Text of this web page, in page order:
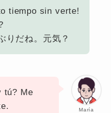
tiempo sin verte!
りだね。元気？
María
tú? Me